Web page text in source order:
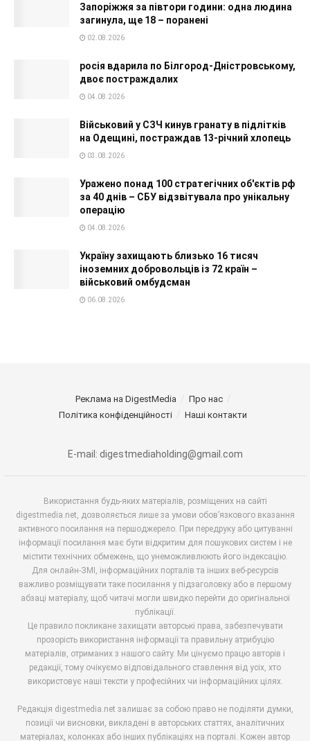
Запоріжжя за півтори години: одна людина
загинула, ще 18 – поранені
02.08.2026
росія вдарила по Білгород-Дністровському,
двоє постраждалих
04.08.2026
Військовий у СЗЧ кинув гранату в підлітків
на Одещині, постраждав 13-річний хлопець
03.08.2026
Уражено понад 100 стратегічних об'єктів рф
за 40 днів – СБУ відзвітувала про унікальну
операцію
04.08.2026
Україну захищають близько 16 тисяч
іноземних добровольців із 72 країн –
військовий омбудсман
06.08.2026
Реклама на DigestMedia
Про нас
Політика конфіденційності
Наші контакти
E-mail: digestmediaholding@gmail.com
Використання будь-яких матеріалів, розміщених на сайті
digestmedia.net, дозволяється лише за умови обов’язкового вказання
активного посилання на першоджерело. При передруку або цитуванні
інформації посилання має бути відкритим для пошукових систем і не
містити технічних обмежень, що унеможливлюють його індексацію.
Для онлайн-ЗМІ, інформаційних порталів та інших веб-ресурсів
важливо розміщувати таке посилання у підзаголовку або в першому
абзаці матеріалу, щоб читачі могли швидко перейти до оригінальної
публікації.
Це правило покликане захищати авторські права, забезпечувати
прозорість використання інформації та правильну атрибуцію
матеріалів, отриманих з нашого сайту. Ми цінуємо працю авторів і
редакції, тому очікуємо відповідального ставлення від усіх, хто
використовує наші тексти у професійних чи інформаційних цілях.
Редакція digestmedia.net залишає за собою право не поділяти думки,
позиції чи висновки, викладені в авторських статтях, аналітичних
матеріалах, колонках або інших публікаціях на порталі. Кожен автор